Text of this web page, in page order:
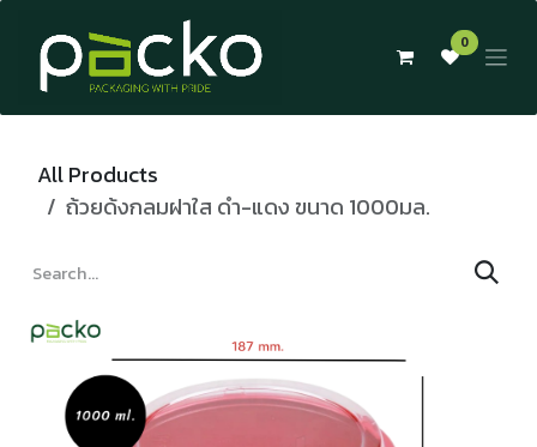
Skip to Content
0
All Products
ถ้วยด้งกลมฝาใส ดำ-แดง ขนาด 1000มล.